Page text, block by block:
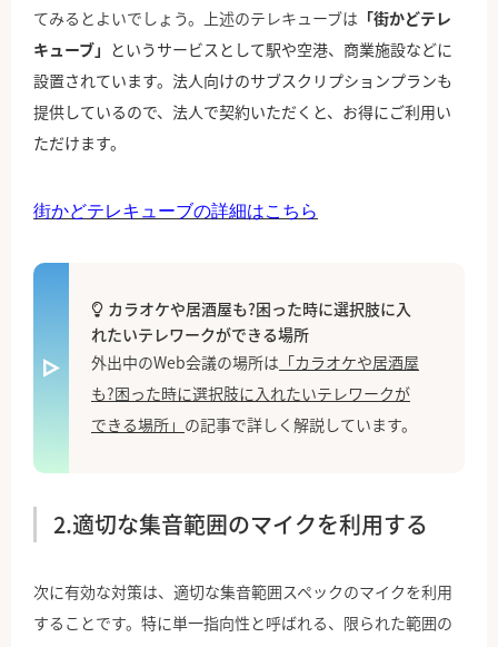
てみるとよいでしょう。上述のテレキューブは 「街かどテレ
キューブ」 というサービスとして駅や空港、商業施設などに
設置されています。法人向けのサブスクリプションプランも
提供しているので、法人で契約いただくと、お得にご利用い
ただけます。
街かどテレキューブの詳細はこちら
カラオケや居酒屋も?困った時に選択肢に入
れたいテレワークができる場所
外出中のWeb会議の場所は 「カラオケや居酒屋
も?困った時に選択肢に入れたいテレワークが
できる場所」 の記事で詳しく解説しています。
2.適切な集音範囲のマイクを利用する
次に有効な対策は、適切な集音範囲スペックのマイクを利用
することです。特に単一指向性と呼ばれる、限られた範囲の